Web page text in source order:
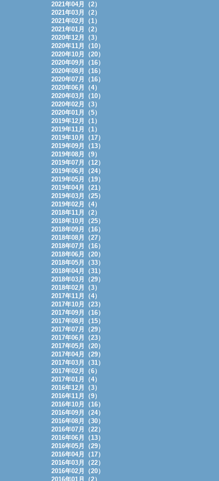
2021年04月（2）
2021年03月（2）
2021年02月（1）
2021年01月（2）
2020年12月（3）
2020年11月（10）
2020年10月（20）
2020年09月（16）
2020年08月（16）
2020年07月（16）
2020年06月（4）
2020年03月（10）
2020年02月（3）
2020年01月（5）
2019年12月（1）
2019年11月（1）
2019年10月（17）
2019年09月（13）
2019年08月（9）
2019年07月（12）
2019年06月（24）
2019年05月（19）
2019年04月（21）
2019年03月（25）
2019年02月（4）
2018年11月（2）
2018年10月（25）
2018年09月（16）
2018年08月（27）
2018年07月（16）
2018年06月（20）
2018年05月（33）
2018年04月（31）
2018年03月（29）
2018年02月（3）
2017年11月（4）
2017年10月（23）
2017年09月（16）
2017年08月（15）
2017年07月（29）
2017年06月（23）
2017年05月（20）
2017年04月（29）
2017年03月（31）
2017年02月（6）
2017年01月（4）
2016年12月（3）
2016年11月（9）
2016年10月（16）
2016年09月（24）
2016年08月（30）
2016年07月（22）
2016年06月（13）
2016年05月（29）
2016年04月（17）
2016年03月（22）
2016年02月（20）
2016年01月（2）